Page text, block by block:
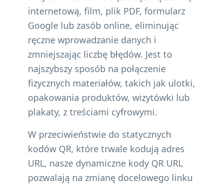
internetową, film, plik PDF, formularz
Google lub zasób online, eliminując
ręczne wprowadzanie danych i
zmniejszając liczbę błędów. Jest to
najszybszy sposób na połączenie
fizycznych materiałów, takich jak ulotki,
opakowania produktów, wizytówki lub
plakaty, z treściami cyfrowymi.
W przeciwieństwie do statycznych
kodów QR, które trwale kodują adres
URL, nasze dynamiczne kody QR URL
pozwalają na zmianę docelowego linku